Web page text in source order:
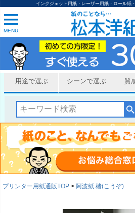
インクジェット用紙・レーザー用紙・ロール紙
MENU
用途で選ぶ シーンで選ぶ 質
プリンター用紙通販TOP 阿波紙 楮(こうぞ)